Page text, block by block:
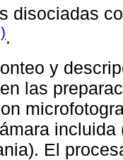
disociadas
.
y
las
El